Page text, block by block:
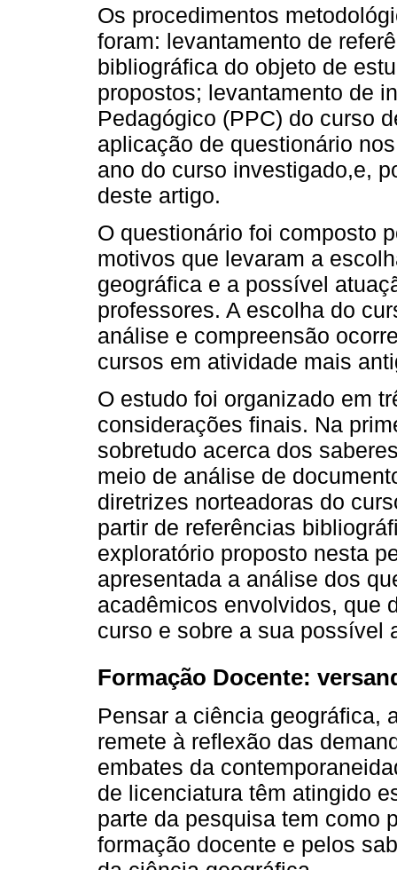
Os procedimentos
foram: levantamento de
bibliográfica do objeto de
propostos; levantamento de
Pedagógico (PPC) do curso
aplicação de questionário
ano do curso investigado,e,
deste artigo.
O questionário foi composto
motivos que levaram a
geográfica e a possível
professores. A escolha do
análise e compreensão
cursos em atividade mais
O estudo foi organizado em
considerações finais. Na
sobretudo acerca dos
meio de análise de
diretrizes norteadoras do
partir de referências
exploratório proposto nesta
apresentada a análise dos
acadêmicos envolvidos, que
curso e sobre a sua possível
Formação Docente:
Pensar a ciência geográfica,
remete à reflexão das
embates da
de licenciatura têm atingido
parte da pesquisa tem como
formação docente e pelos